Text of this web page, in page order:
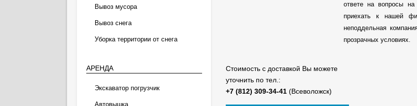
ответе на вопросы
приехать к нашей
неподдельная
прозрачных условиях.
Стоимость с доставкой Вы можете
уточнить по тел.:
(Всеволожск)
Вывоз мусора
Вывоз снега
Уборка территории от снега
АРЕНДА
Экскаватор погрузчик
Автовышка